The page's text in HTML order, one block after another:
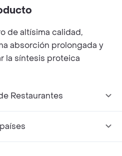
de altísima calidad,
absorción prolongada y
la síntesis proteica
Restaurantes